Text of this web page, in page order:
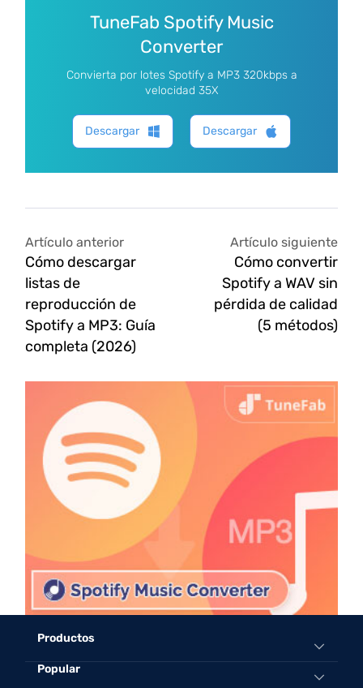
TuneFab Spotify Music
Converter
Convierta por lotes Spotify a MP3 320kbps a
velocidad 35X
Descargar Descargar
Artículo anterior
Cómo descargar
listas de
reproducción de
Spotify a MP3: Guía
completa (2026)
Artículo siguiente
Cómo convertir
Spotify a WAV sin
pérdida de calidad
(5 métodos)
Productos
All-in-One Music Converter
Popular